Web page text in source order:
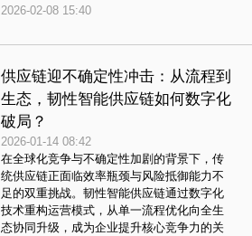
2026-02-08 15:40
供应链迎不确定性冲击：从流程到
生态，韧性智能供应链如何数字化
破局？
2026-01-14 08:42
在全球化竞争与不确定性加剧的背景下，传
统供应链正面临效率瓶颈与风险抵御能力不
足的双重挑战。韧性智能供应链通过数字化
技术重构运营模式，从单一流程优化向全生
态协同升级，成为企业提升核心竞争力的关